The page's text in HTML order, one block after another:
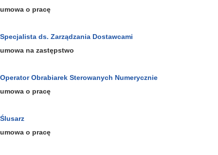
umowa o pracę
Specjalista ds. Zarządzania Dostawcami
umowa na zastępstwo
Operator Obrabiarek Sterowanych Numerycznie
umowa o pracę
Ślusarz
umowa o pracę